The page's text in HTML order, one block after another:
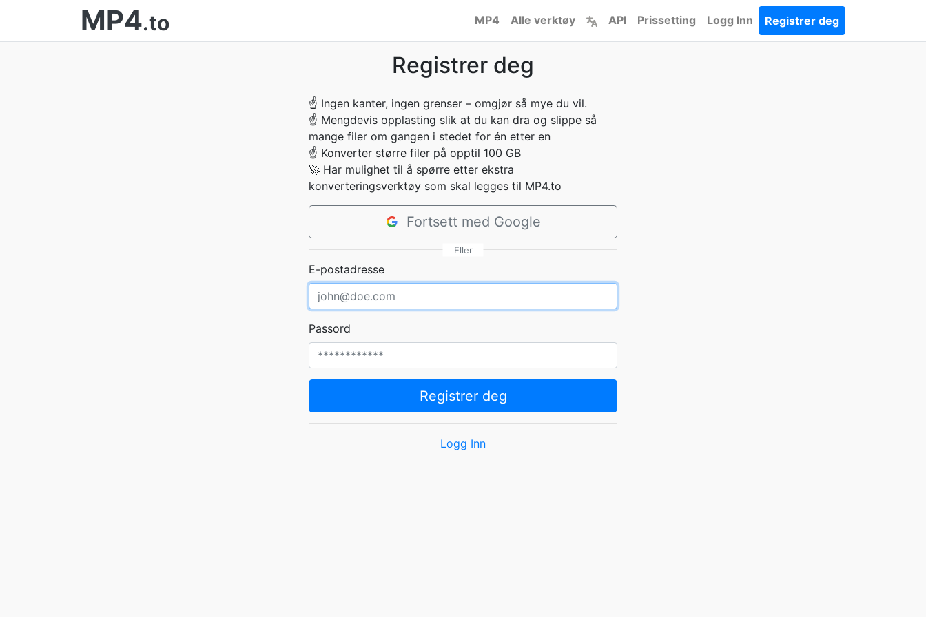
MP4.to MP4 Alle verktøy API Prissetting Logg Inn Registrer deg
Registrer deg
☝ Ingen kanter, ingen grenser – omgjør så mye du vil.
☝ Mengdevis opplasting slik at du kan dra og slippe så
mange filer om gangen i stedet for én etter en
☝ Konverter større filer på opptil 100 GB
🚀 Har mulighet til å spørre etter ekstra
konverteringsverktøy som skal legges til MP4.to
Fortsett med Google
Eller
E-postadresse
Passord
Registrer deg
Logg Inn